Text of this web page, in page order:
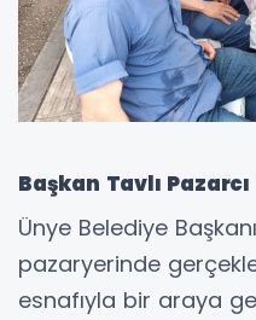
Başkan Tavlı
Ünye Belediye
pazaryerinde
esnafıyla bir araya